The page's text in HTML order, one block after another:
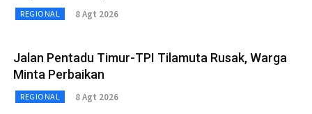
REGIONAL 8 Agt 2026
Jalan Pentadu Timur-TPI Tilamuta Rusak, Warga
Minta Perbaikan
REGIONAL 8 Agt 2026